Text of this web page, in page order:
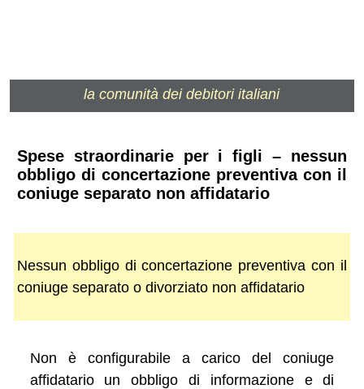
la comunità dei debitori italiani
Spese straordinarie per i figli – nessun
obbligo di concertazione preventiva con il
coniuge separato non affidatario
Nessun obbligo di concertazione preventiva con il
coniuge separato o divorziato non affidatario
Non è configurabile a carico del coniuge
affidatario un obbligo di informazione e di